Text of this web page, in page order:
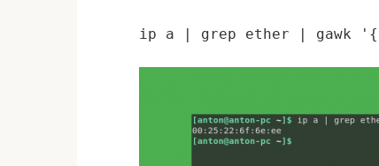
ip a | grep ether | gawk